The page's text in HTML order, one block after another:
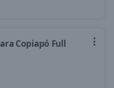
Copiapó Full